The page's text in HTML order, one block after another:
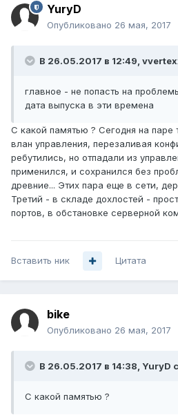
YuryD
Опубликовано 26 мая, 2017
В 26.05.2017 в 12:49,
главное - не попасть на
дата выпуска в эти времена
С какой памятью ? Сегодня на паре
влан управления, перезаливая
ребутились, но отпадали из
применился, и сохранился без
древние... Этих пара еще в сети,
Третий - в складе дохлостей -
портов, в обстановке серверной
Вставить ник Цитата
bike
Опубликовано 26 мая, 2017
В 26.05.2017 в 14:38, YuryD
С какой памятью ?